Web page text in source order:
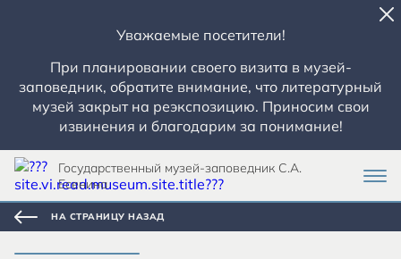
Уважаемые посетители!
При планировании своего визита в музей-
заповедник, обратите внимание, что литературный
музей закрыт на реэкспозицию. Приносим свои
извинения и благодарим за понимание!
Государственный музей-заповедник С.А.
Есенина
НА СТРАНИЦУ НАЗАД